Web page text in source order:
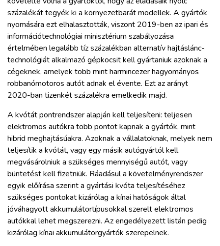
százalékát tegyék ki a környezetbarát modellek. A gyártók
nyomására ezt elhalasztották, viszont 2019-ben az ipari és
információtechnológiai minisztérium szabályozása
értelmében legalább tíz százalékban alternatív hajtáslánc-
technológiát alkalmazó gépkocsit kell gyártaniuk azoknak a
cégeknek, amelyek több mint harmincezer hagyományos
robbanómotoros autót adnak el évente. Ezt az arányt
2020-ban tizenkét százalékra emelkedik majd.
A kvótát pontrendszer alapján kell teljesíteni: teljesen
elektromos autókra több pontot kapnak a gyártók, mint
hibrid meghajtásúakra. Azoknak a vállalatoknak, melyek nem
teljesítik a kvótát, vagy egy másik autógyártól kell
megvásárolniuk a szükséges mennyiségű autót, vagy
büntetést kell fizetniük. Ráadásul a követelményrendszer
egyik előírása szerint a gyártási kvóta teljesítéséhez
szükséges pontokat kizárólag a kínai hatóságok által
jóváhagyott akkumulátortípusokkal szerelt elektromos
autókkal lehet megszerezni. Az engedélyezett listán pedig
kizárólag kínai akkumulátorgyártók szerepelnek.